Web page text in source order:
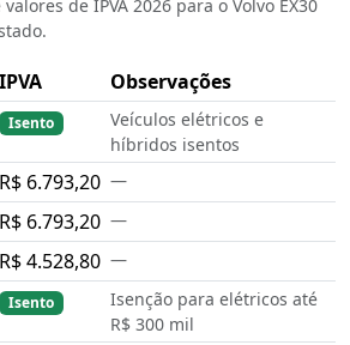
de IPVA 2026 para o Volvo EX30
IPVA
Observações
Isento
Veículos elétricos e
híbridos isentos
R$ 6.793,20 —
R$ 6.793,20 —
R$ 4.528,80 —
Isento
Isenção para elétricos até
R$ 300 mil